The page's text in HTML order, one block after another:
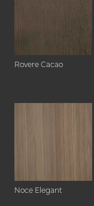
Rovere Cacao
Noce Elegant